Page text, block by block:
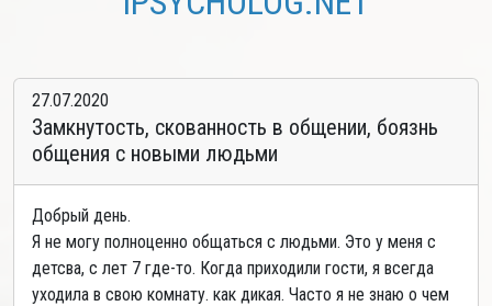
27.07.2020
Замкнутость, скованность в общении, боязнь
общения с новыми людьми
Добрый день.
Я не могу полноценно общаться с людьми. Это у меня с
детсва, с лет 7 где-то. Когда приходили гости, я всегда
уходила в свою комнату. как дикая. Часто я не знаю о чем